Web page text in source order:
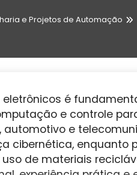
e Projetos de Automação
é
e controle
e
cibernética, enquanto
de materiais